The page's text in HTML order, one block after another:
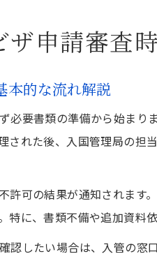
ザ申請審査
本的な流れ解説
必要書類の準備から始ま
された後、入国管理局の担
許可の結果が通知されま
特に、書類不備や追加資料
認したい場合は、入管の